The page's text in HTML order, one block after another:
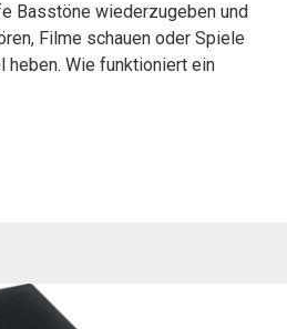
Basstöne wiederzugeben und
Filme schauen oder Spiele
heben. Wie funktioniert ein